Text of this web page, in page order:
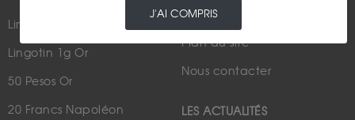
Lingotin 1 Once Or
Lingotin 1g Or
50 Pesos Or
20 Francs Napoléon
Qui sommes-nous ?
Plan du site
Nous contacter
LES ACTUALITÉS
J'AI COMPRIS